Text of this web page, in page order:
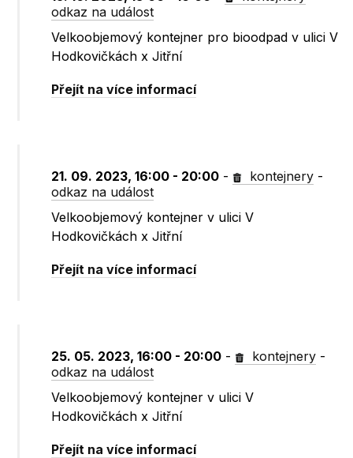
odkaz na událost
Velkoobjemový kontejner pro bioodpad v ulici V
Hodkovičkách x Jitřní
Přejít na více informací
21. 09. 2023, 16:00 - 20:00 - kontejnery -
odkaz na událost
Velkoobjemový kontejner v ulici V
Hodkovičkách x Jitřní
Přejít na více informací
25. 05. 2023, 16:00 - 20:00 - kontejnery -
odkaz na událost
Velkoobjemový kontejner v ulici V
Hodkovičkách x Jitřní
Přejít na více informací